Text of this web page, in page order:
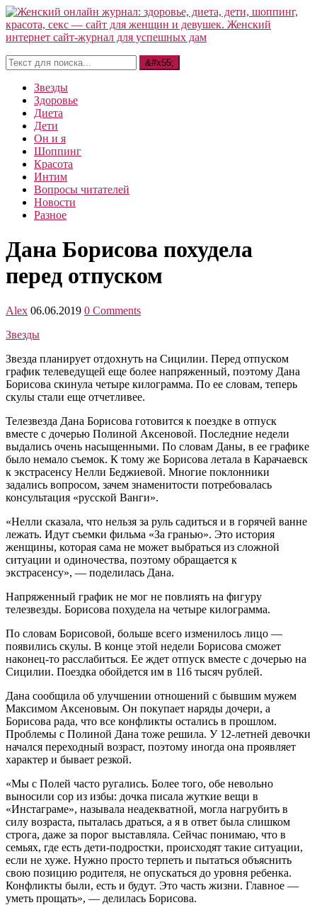
Звезды
Здоровье
Диета
Дети
Он и я
Шоппинг
Красота
Интим
Вопросы читателей
Новости
Разное
Дана Борисова похудела
перед отпуском
Alex 06.06.2019 0 Comments
Звезды
Звезда планирует отдохнуть на Сицилии. Перед отпуском
график телеведущей еще более напряженный, поэтому Дана
Борисова скинула четыре килограмма. По ее словам, теперь
скулы стали еще отчетливее.
Телезвезда Дана Борисова готовится к поездке в отпуск
вместе с дочерью Полиной Аксеновой. Последние недели
выдались очень насыщенными. По словам Даны, в ее графике
было немало съемок. К тому же Борисова летала в Карачаевск
к экстрасенсу Нелли Беджиевой. Многие поклонники
задались вопросом, зачем знаменитости потребовалась
консультация «русской Ванги».
«Нелли сказала, что нельзя за руль садиться и в горячей ванне
лежать. Идут съемки фильма «За гранью». Это история
женщины, которая сама не может выбраться из сложной
ситуации и одиночества, поэтому обращается к
экстрасенсу», — поделилась Дана.
Напряженный график не мог не повлиять на фигуру
телезвезды. Борисова похудела на четыре килограмма.
По словам Борисовой, больше всего изменилось лицо —
появились скулы. В конце этой недели Борисова сможет
наконец-то расслабиться. Ее ждет отпуск вместе с дочерью на
Сицилии. Поездка обойдется им в 116 тысяч рублей.
Дана сообщила об улучшении отношений с бывшим мужем
Максимом Аксеновым. Он покупает наряды дочери, а
Борисова рада, что все конфликты остались в прошлом.
Проблемы с Полиной Дана тоже решила. У 12-летней девочки
начался переходный возраст, поэтому иногда она проявляет
характер и бывает резкой.
«Мы с Полей часто ругались. Более того, обе невольно
выносили сор из избы: дочка писала жуткие вещи в
«Инстаграме», называла неадекватной, могла нагрубить в
силу возраста, пыталась драться, а я в ответ была слишком
строга, даже за порог выставляла. Сейчас понимаю, что в
семьях, где есть дети-подростки, происходят такие ситуации,
если не хуже. Нужно просто терпеть и пытаться объяснить
свою позицию родителя, не опускаться до уровня ребенка.
Конфликты были, есть и будут. Это часть жизни. Главное —
уметь прощать», — делилась Борисова.